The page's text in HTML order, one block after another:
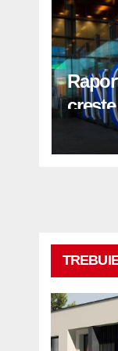
in a